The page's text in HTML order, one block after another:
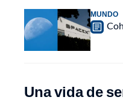
MUNDO
Una vida de